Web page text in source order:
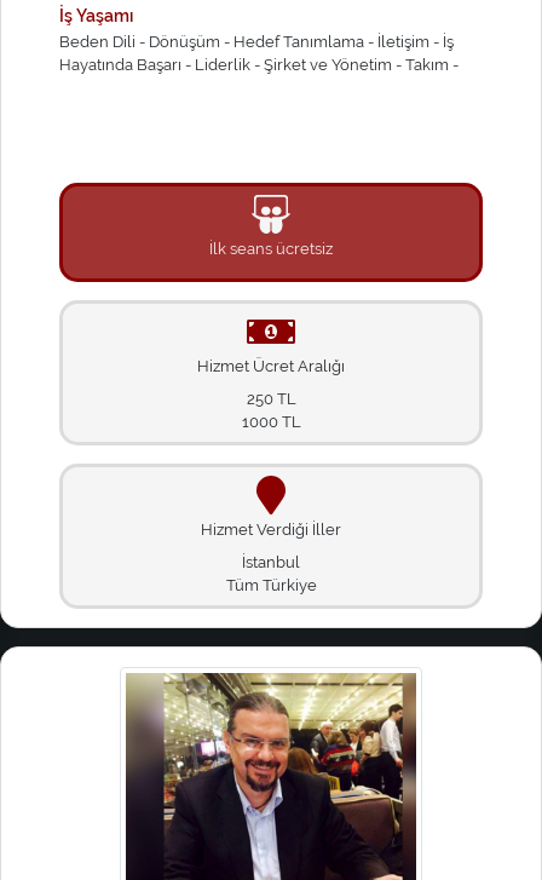
İş Yaşamı
Beden Dili - Dönüşüm - Hedef Tanımlama - İletişim - İş
Hayatında Başarı - Liderlik - Şirket ve Yönetim - Takım -
İlk seans ücretsiz
Hizmet Ücret Aralığı
250 TL
1000 TL
Hizmet Verdiği İller
İstanbul
Tüm Türkiye